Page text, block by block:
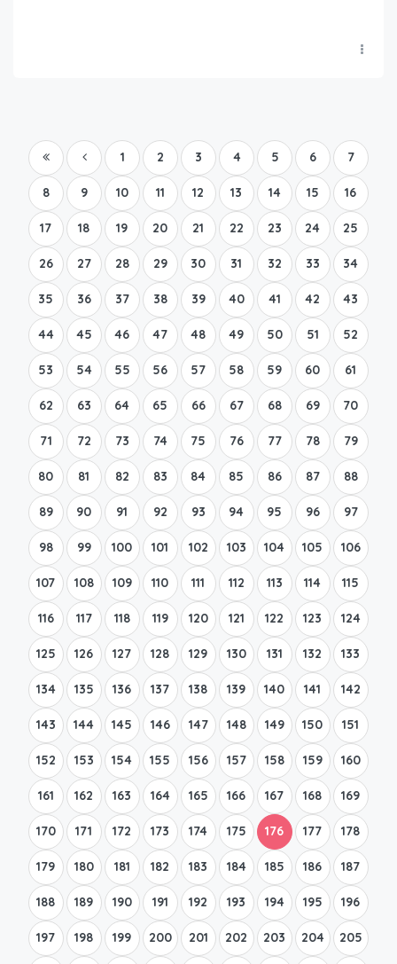
1 2 3 4 5 6 7
8 9 10 11 12 13 14 15 16
17 18 19 20 21 22 23 24 25
26 27 28 29 30 31 32 33 34
35 36 37 38 39 40 41 42 43
44 45 46 47 48 49 50 51 52
53 54 55 56 57 58 59 60 61
62 63 64 65 66 67 68 69 70
71 72 73 74 75 76 77 78 79
80 81 82 83 84 85 86 87 88
89 90 91 92 93 94 95 96 97
98 99 100 101 102 103 104 105 106
107 108 109 110 111 112 113 114 115
116 117 118 119 120 121 122 123 124
125 126 127 128 129 130 131 132 133
134 135 136 137 138 139 140 141 142
143 144 145 146 147 148 149 150 151
152 153 154 155 156 157 158 159 160
161 162 163 164 165 166 167 168 169
170 171 172 173 174 175 176 177 178
179 180 181 182 183 184 185 186 187
188 189 190 191 192 193 194 195 196
197 198 199 200 201 202 203 204 205